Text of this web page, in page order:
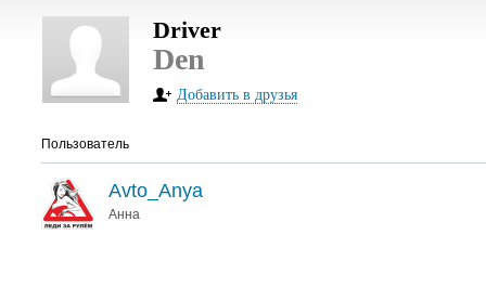
Driver
Den
Добавить в друзья
Пользователь
Avto_Anya
Анна